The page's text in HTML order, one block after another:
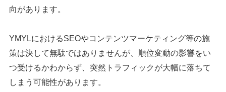
向があります。
YMYLにおけるSEOやコンテンツマーケティング等の施
策は決して無駄ではありませんが、順位変動の影響をい
つ受けるかわからず、突然トラフィックが大幅に落ちて
しまう可能性があります。